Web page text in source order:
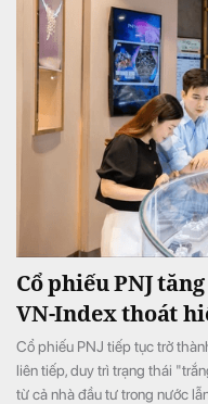
Cổ phiếu PNJ
VN-Index thoát
Cổ phiếu PNJ tiếp tục trở
liên tiếp, duy trì trạng thái
từ cả nhà đầu tư trong nước